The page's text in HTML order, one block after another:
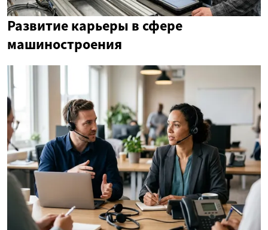
Развитие карьеры в сфере
машиностроения